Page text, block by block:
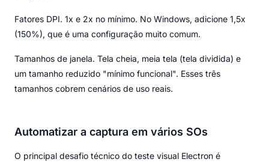
Fatores DPI. 1x e 2x no mínimo. No Windows, adicione 1,5x
(150%), que é uma configuração muito comum.
Tamanhos de janela. Tela cheia, meia tela (tela dividida) e
um tamanho reduzido "mínimo funcional". Esses três
tamanhos cobrem cenários de uso reais.
Automatizar a captura em vários SOs
O principal desafio técnico do teste visual Electron é